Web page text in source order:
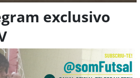
exclusivo